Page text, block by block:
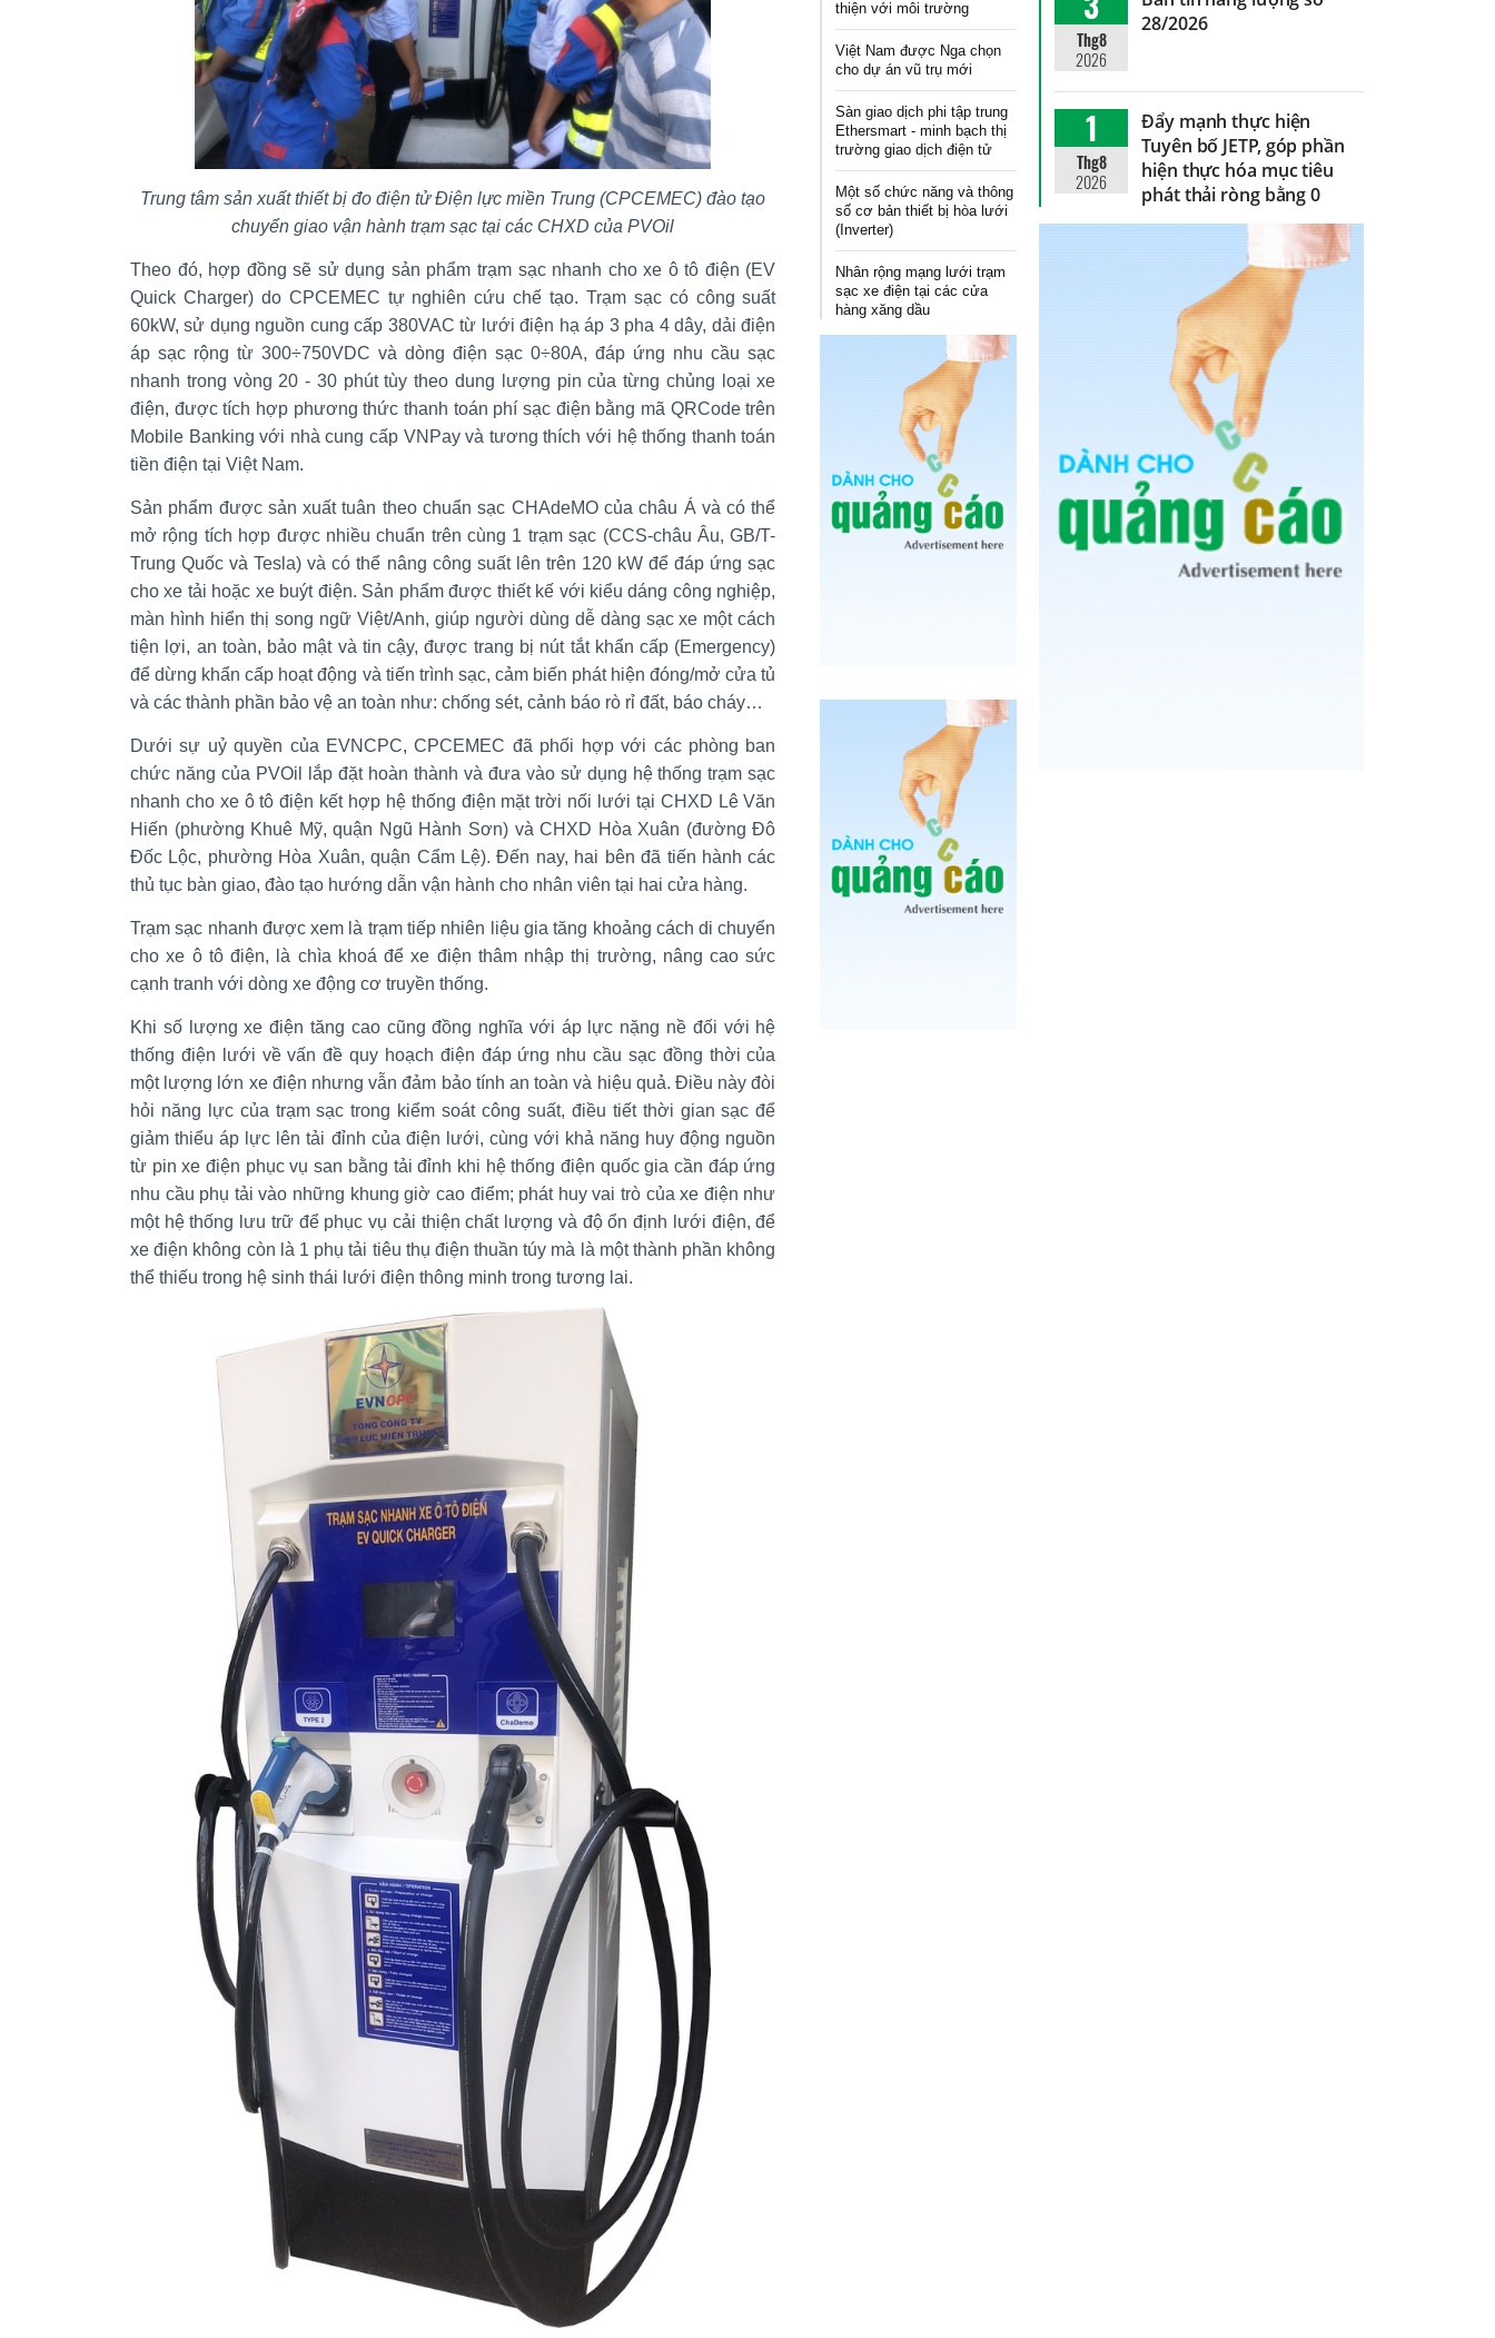
Trung tâm sản xuất thiết bị đo điện tử Điện lực miền Trung (CPCEMEC) đào tạo
chuyển giao vận hành trạm sạc tại các CHXD của PVOil
Theo đó, hợp đồng sẽ sử dụng sản phẩm trạm sạc nhanh cho xe ô tô điện (EV
Quick Charger) do CPCEMEC tự nghiên cứu chế tạo. Trạm sạc có công suất
60kW, sử dụng nguồn cung cấp 380VAC từ lưới điện hạ áp 3 pha 4 dây, dải điện
áp sạc rộng từ 300÷750VDC và dòng điện sạc 0÷80A, đáp ứng nhu cầu sạc
nhanh trong vòng 20 - 30 phút tùy theo dung lượng pin của từng chủng loại xe
điện, được tích hợp phương thức thanh toán phí sạc điện bằng mã QRCode trên
Mobile Banking với nhà cung cấp VNPay và tương thích với hệ thống thanh toán
tiền điện tại Việt Nam.
Sản phẩm được sản xuất tuân theo chuẩn sạc CHAdeMO của châu Á và có thể
mở rộng tích hợp được nhiều chuẩn trên cùng 1 trạm sạc (CCS-châu Âu, GB/T-
Trung Quốc và Tesla) và có thể nâng công suất lên trên 120 kW để đáp ứng sạc
cho xe tải hoặc xe buýt điện. Sản phẩm được thiết kế với kiểu dáng công nghiệp,
màn hình hiển thị song ngữ Việt/Anh, giúp người dùng dễ dàng sạc xe một cách
tiện lợi, an toàn, bảo mật và tin cậy, được trang bị nút tắt khẩn cấp (Emergency)
để dừng khẩn cấp hoạt động và tiến trình sạc, cảm biến phát hiện đóng/mở cửa tủ
và các thành phần bảo vệ an toàn như: chống sét, cảnh báo rò rỉ đất, báo cháy…
Dưới sự uỷ quyền của EVNCPC, CPCEMEC đã phối hợp với các phòng ban
chức năng của PVOil lắp đặt hoàn thành và đưa vào sử dụng hệ thống trạm sạc
nhanh cho xe ô tô điện kết hợp hệ thống điện mặt trời nối lưới tại CHXD Lê Văn
Hiến (phường Khuê Mỹ, quận Ngũ Hành Sơn) và CHXD Hòa Xuân (đường Đô
Đốc Lộc, phường Hòa Xuân, quận Cẩm Lệ). Đến nay, hai bên đã tiến hành các
thủ tục bàn giao, đào tạo hướng dẫn vận hành cho nhân viên tại hai cửa hàng.
Trạm sạc nhanh được xem là trạm tiếp nhiên liệu gia tăng khoảng cách di chuyển
cho xe ô tô điện, là chìa khoá để xe điện thâm nhập thị trường, nâng cao sức
cạnh tranh với dòng xe động cơ truyền thống.
Khi số lượng xe điện tăng cao cũng đồng nghĩa với áp lực nặng nề đối với hệ
thống điện lưới về vấn đề quy hoạch điện đáp ứng nhu cầu sạc đồng thời của
một lượng lớn xe điện nhưng vẫn đảm bảo tính an toàn và hiệu quả. Điều này đòi
hỏi năng lực của trạm sạc trong kiểm soát công suất, điều tiết thời gian sạc để
giảm thiểu áp lực lên tải đỉnh của điện lưới, cùng với khả năng huy động nguồn
từ pin xe điện phục vụ san bằng tải đỉnh khi hệ thống điện quốc gia cần đáp ứng
nhu cầu phụ tải vào những khung giờ cao điểm; phát huy vai trò của xe điện như
một hệ thống lưu trữ để phục vụ cải thiện chất lượng và độ ổn định lưới điện, để
xe điện không còn là 1 phụ tải tiêu thụ điện thuần túy mà là một thành phần không
thể thiếu trong hệ sinh thái lưới điện thông minh trong tương lai.
thiện với môi trường
Việt Nam được Nga chọn
cho dự án vũ trụ mới
Sàn giao dịch phi tập trung
Ethersmart - minh bạch thị
trường giao dịch điện tử
Một số chức năng và thông
số cơ bản thiết bị hòa lưới
(Inverter)
Nhân rộng mạng lưới trạm
sạc xe điện tại các cửa
hàng xăng dầu
Thg8
2026
28/2026
1
Thg8
2026
Đẩy mạnh thực hiện
Tuyên bố JETP, góp phần
hiện thực hóa mục tiêu
phát thải ròng bằng 0